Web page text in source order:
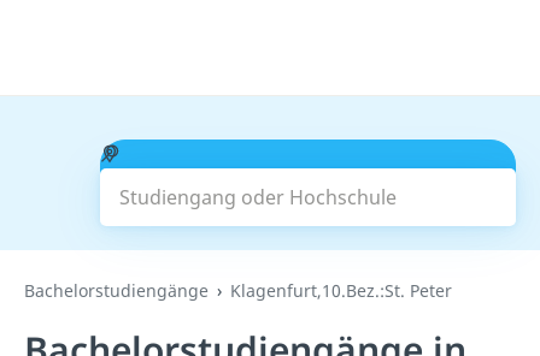
Studiengang oder Hochschule
Suchen
Bachelorstudiengänge Klagenfurt,10.Bez.:St. Peter